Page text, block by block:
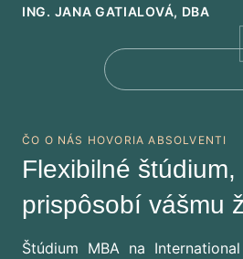
ING. JANA GATIALOVÁ, DBA
ČO O NÁS HOVORIA ABSOLVENTI
Flexibilné
prispôsobí vášmu
Štúdium MBA na